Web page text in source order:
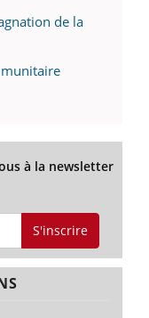
de la
à la newsletter
S'inscrire